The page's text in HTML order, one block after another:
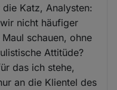
Katz, Analysten:
nicht häufiger
schauen, ohne
Attitüde?
das ich stehe,
an die Klientel des